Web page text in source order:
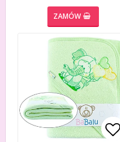
ZAMÓW